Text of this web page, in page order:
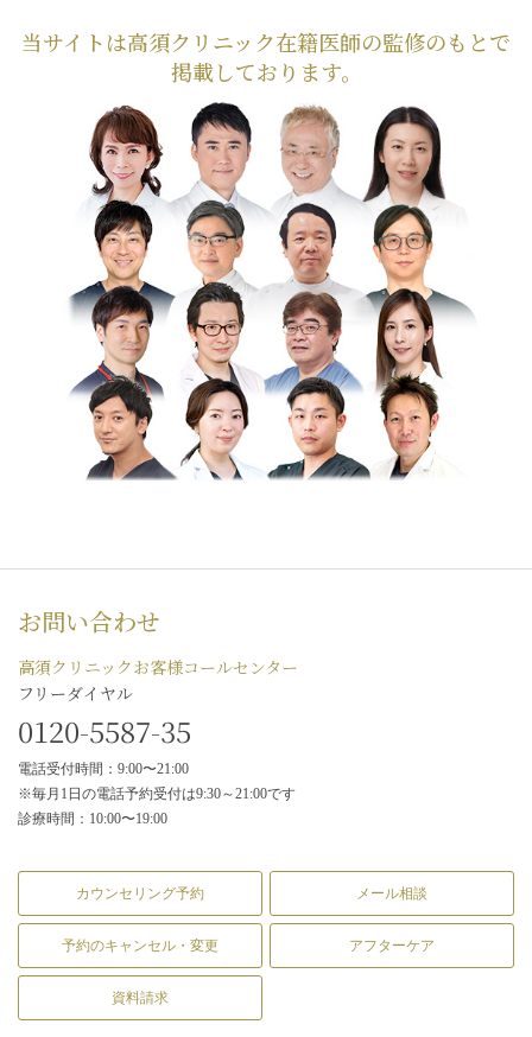
当サイトは高須クリニック在籍医師の監修のもとで
掲載しております。
お問い合わせ
高須クリニックお客様コールセンター
フリーダイヤル
0120-5587-35
電話受付時間：9:00〜21:00
※毎月1日の電話予約受付は9:30～21:00です
診療時間：10:00〜19:00
カウンセリング予約 メール相談
予約のキャンセル・変更 アフターケア
資料請求